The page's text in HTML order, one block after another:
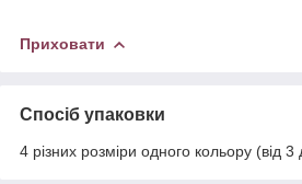
Приховати
Спосіб упаковки
4 різних розміри одного кольору (від 3